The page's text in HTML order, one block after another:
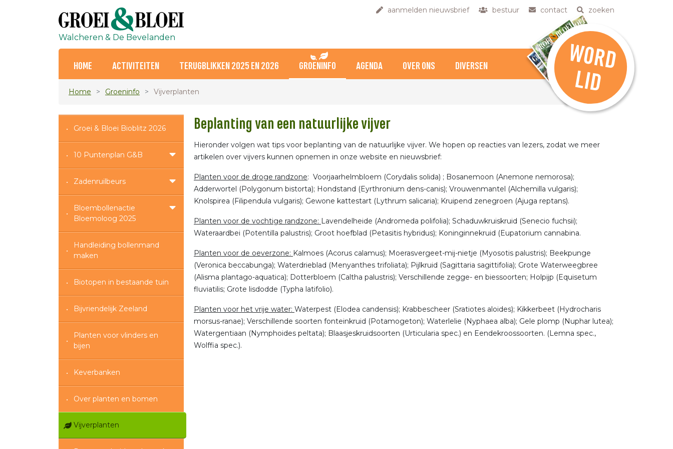
aanmelden nieuwsbrief bestuur contact zoeken
Walcheren & De Bevelanden
HOME ACTIVITEITEN TERUGBLIKKEN 2025 EN 2026 GROENINFO AGENDA OVER ONS DIVERSEN W
O
R
D
L
ID
Home Groeninfo Vijverplanten
Groei & Bloei Bioblitz 2026
10 Puntenplan G&B
Zadenruilbeurs
Bloembollenactie
Bloemoloog 2025
Handleiding bollenmand
maken
Biotopen in bestaande tuin
Bijvriendelijk Zeeland
Planten voor vlinders en
bijen
Keverbanken
Over planten en bomen
Vijverplanten
Beplanting van een natuurlijke vijver
Hieronder volgen wat tips voor beplanting van de natuurlijke vijver. We hopen op reacties van lezers, zodat we meer
artikelen over vijvers kunnen opnemen in onze website en nieuwsbrief:
Planten voor de droge randzone: Voorjaarhelmbloem (Corydalis solida) ; Bosanemoon (Anemone nemorosa);
Adderwortel (Polygonum bistorta); Hondstand (Eyrthronium dens-canis); Vrouwenmantel (Alchemilla vulgaris);
Knolspirea (Filipendula vulgaris); Gewone kattestart (Lythrum salicaria); Kruipend zenegroen (Ajuga reptans).
Planten voor de vochtige randzone: Lavendelheide (Andromeda polifolia); Schaduwkruiskruid (Senecio fuchsii);
Wateraardbei (Potentilla palustris); Groot hoefblad (Petasitis hybridus); Koninginnekruid (Eupatorium cannabina.
Planten voor de oeverzone: Kalmoes (Acorus calamus); Moerasvergeet-mij-nietje (Myosotis palustris); Beekpunge
(Veronica beccabunga); Waterdrieblad (Menyanthes trifoliata); Pijlkruid (Sagittaria sagittifolia); Grote Waterweegbree
(Alisma plantago-aquatica); Dotterbloem (Caltha palustris); Verschillende zegge- en biessoorten; Holpijp (Equisetum
fluviatilis; Grote lisdodde (Typha latifolio).
Planten voor het vrije water: Waterpest (Elodea candensis); Krabbescheer (Sratiotes aloides); Kikkerbeet (Hydrocharis
morsus-ranae); Verschillende soorten fonteinkruid (Potamogeton); Waterlelie (Nyphaea alba); Gele plomp (Nuphar lutea);
Watergentiaan (Nymphoides peltata); Blaasjeskruidsoorten (Urticularia spec.) en Eendekroossoorten. (Lemna spec.,
Wolffia spec.).